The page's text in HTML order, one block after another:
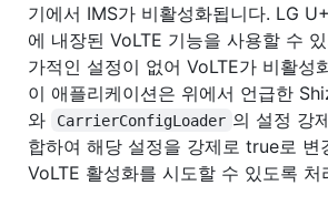
기에서 IMS가 비활성화됩니다. LG
에 내장된 VoLTE 기능을 사용할 수
가적인 설정이 없어 VoLTE가 비활성
이 애플리케이션은 위에서 언급한
와
CarrierConfigLoader 의 설정 강
합하여 해당 설정을 강제로 true로 변
VoLTE 활성화를 시도할 수 있도록 처